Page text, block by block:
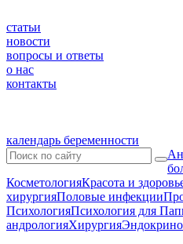
статьи
новости
вопросы и ответы
о нас
контакты
календарь беременности
КосметологияКрасота и
хирургияПоловые инфекции
ПсихологияПсихология для
андрологияХирургия